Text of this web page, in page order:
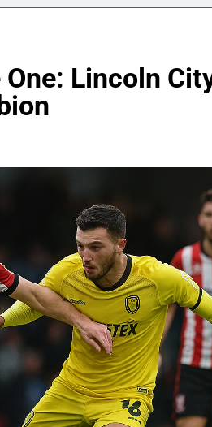
Lincoln